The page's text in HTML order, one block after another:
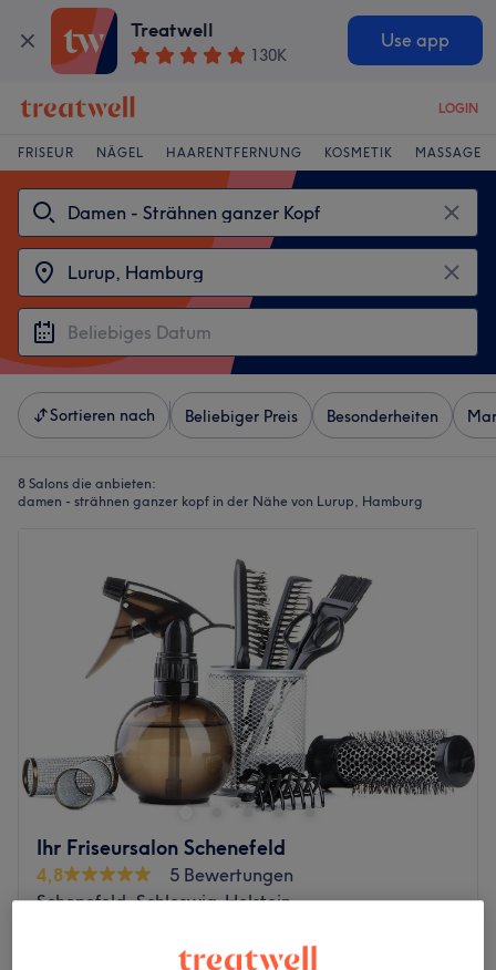
Treatwell
130K
Use app
LOGIN
FRISEUR NÄGEL HAARENTFERNUNG KOSMETIK MASSAGE
Sortieren nach Beliebiger Preis Besonderheiten
8 Salons die anbieten:
damen - strähnen ganzer kopf in der Nähe von Lurup, Hamburg
Ihr Friseursalon Schenefeld
4,8
5 Bewertungen
Schenefeld, Schleswig-Holstein